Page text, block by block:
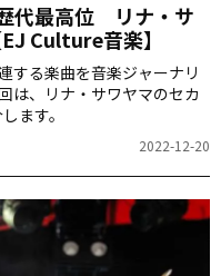
代最高位 リナ・サ
Culture音楽】
する楽曲を音楽ジャーナリ
は、リナ・サワヤマのセカ
ます。
2022-12-20